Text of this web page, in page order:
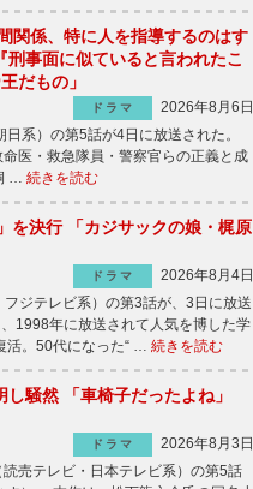
関係、特に人を指導するのはす
事面に似ていると言われたこ
だもの」
ドラマ
2026年8月6日
系）の第5話が4日に放送された。
医・救急隊員・警察官らの正義と成
… 続きを読む
を決行 「カジサックの娘・梶原
ドラマ
2026年8月4日
ジテレビ系）の第3話が、3日に放送
1998年に放送されて人気を博した学
活。50代になった“ … 続きを読む
騒然 「車椅子だったよね」
ドラマ
2026年8月3日
売テレビ・日本テレビ系）の第5話